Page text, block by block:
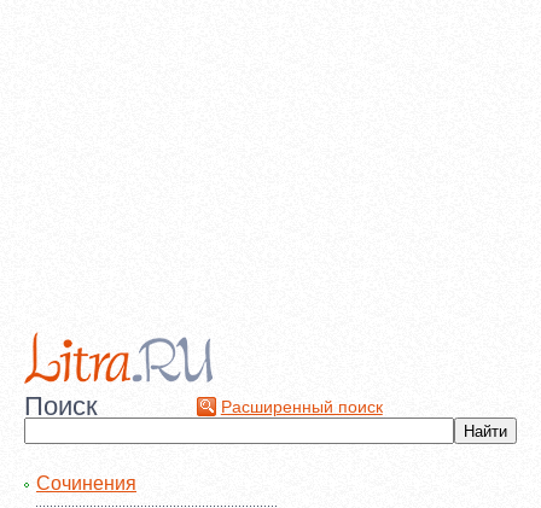
Поиск Расширенный поиск
Сочинения